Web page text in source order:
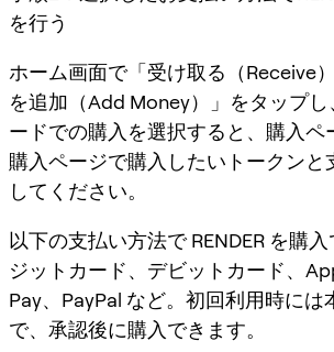
を行う
ホーム画面で「受け取る（Receive
を追加（Add Money）」をタップし
ードでの購入を選択すると、購入ペ
購入ページで購入したいトークンと
してください。
以下の支払い方法で RENDER を購
ジットカード、デビットカード、
Pay、PayPal など。初回利用時には
で、承認後に購入できます。